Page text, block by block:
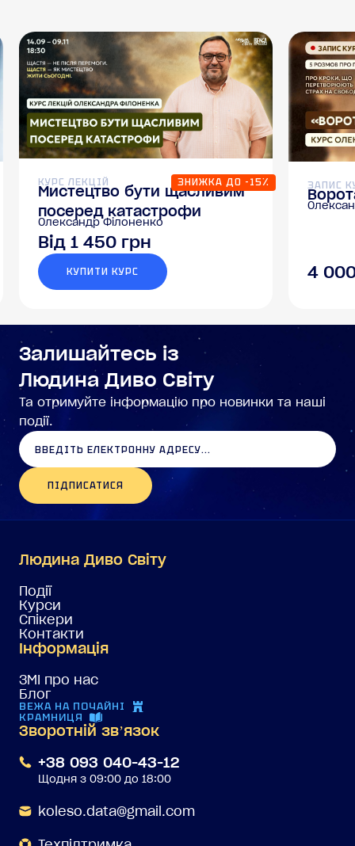
ЗНИЖКА ДО -15%
КУРС ЛЕКЦІЙ
Мистецтво бути щасливим
посеред катастрофи
Олександр Філоненко
Від 1 450 грн
КУПИТИ КУРС
ЗАПИС
4
Залишайтесь із
Людина Диво Світу
Та отримуйте інформацію про новинки та наші
події.
ПІДПИСАТИСЯ
Людина Диво Світу
Події
Курси
Спікери
Контакти
Інформація
ЗМІ про нас
Блог
ВЕЖА НА ПОЧАЙНІ
КРАМНИЦЯ
Зворотній звʼязок
+38 093 040-43-12
Щодня з 09:00 до 18:00
koleso.data@gmail.com